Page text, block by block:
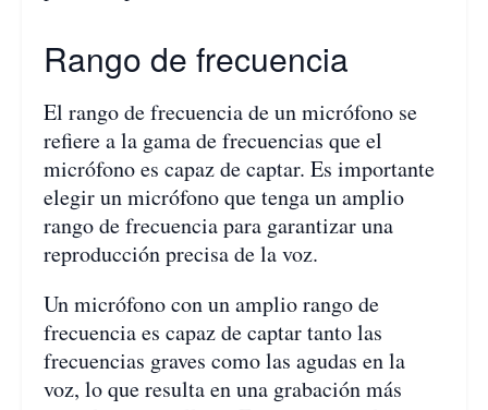
Rango de frecuencia
El rango de frecuencia de un micrófono se
refiere a la gama de frecuencias que el
micrófono es capaz de captar. Es importante
elegir un micrófono que tenga un amplio
rango de frecuencia para garantizar una
reproducción precisa de la voz.
Un micrófono con un amplio rango de
frecuencia es capaz de captar tanto las
frecuencias graves como las agudas en la
voz, lo que resulta en una grabación más